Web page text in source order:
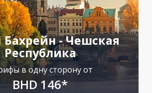
- Чешская
Республика
в одну сторону от
BHD 146*